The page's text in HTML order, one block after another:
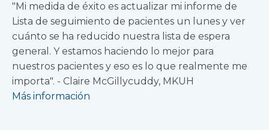
"Mi medida de éxito es actualizar mi informe de
Lista de seguimiento de pacientes un lunes y ver
cuánto se ha reducido nuestra lista de espera
general. Y estamos haciendo lo mejor para
nuestros pacientes y eso es lo que realmente me
importa". - Claire McGillycuddy, MKUH
Más información